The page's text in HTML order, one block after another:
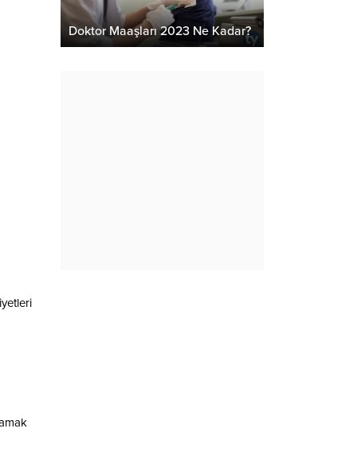
Doktor Maaşları 2023 Ne Kadar?